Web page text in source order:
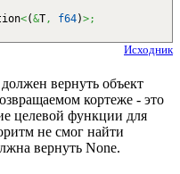
<(&T , f64)>;
Исходник
вернуть объект
кортеже - это
целевой функции для
не смог найти
вернуть None.